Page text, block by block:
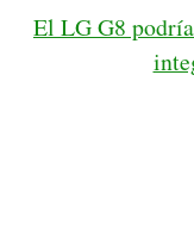
El LG G8